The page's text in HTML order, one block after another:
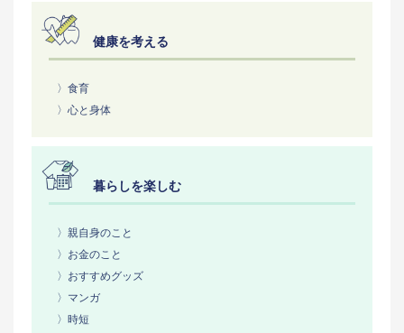
健康を考える
〉食育
〉心と身体
暮らしを楽しむ
〉親自身のこと
〉お金のこと
〉おすすめグッズ
〉マンガ
〉時短